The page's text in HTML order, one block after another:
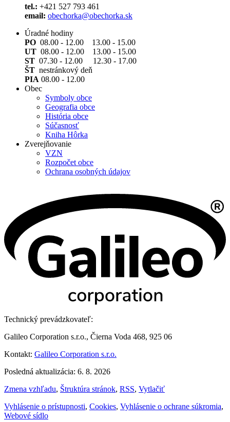
tel.: +421 527 793 461
email: obechorka@obechorka.sk
Úradné hodiny
PO 08.00 - 12.00 13.00 - 15.00
UT 08.00 - 12.00 13.00 - 15.00
ST 07.30 - 12.00 12.30 - 17.00
ŠT nestránkový deň
PIA 08.00 - 12.00
Obec
Symboly obce
Geografia obce
História obce
Súčasnosť
Kniha Hôrka
Zverejňovanie
VZN
Rozpočet obce
Ochrana osobných údajov
Technický prevádzkovateľ:
Galileo Corporation s.r.o., Čierna Voda 468, 925 06
Kontakt: Galileo Corporation s.r.o.
Posledná aktualizácia: 6. 8. 2026
Zmena vzhľadu, Štruktúra stránok, RSS, Vytlačiť
Vyhlásenie o prístupnosti, Cookies, Vyhlásenie o ochrane súkromia,
Webové sídlo